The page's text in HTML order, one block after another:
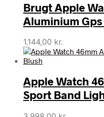
Brugt Apple
Aluminium
1.144,00 kr.
Apple Watch
Sport Band